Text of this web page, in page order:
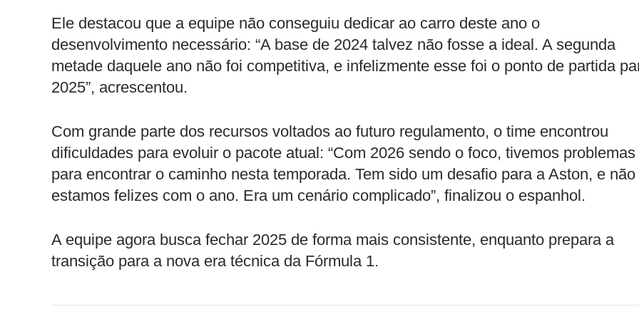
Ele destacou que a equipe não conseguiu dedicar ao carro deste ano o
desenvolvimento necessário: “A base de 2024 talvez não fosse a ideal. A segunda
metade daquele ano não foi competitiva, e infelizmente esse foi o ponto de partida
2025”, acrescentou.
Com grande parte dos recursos voltados ao futuro regulamento, o time encontrou
dificuldades para evoluir o pacote atual: “Com 2026 sendo o foco, tivemos problemas
para encontrar o caminho nesta temporada. Tem sido um desafio para a Aston, e não
estamos felizes com o ano. Era um cenário complicado”, finalizou o espanhol.
A equipe agora busca fechar 2025 de forma mais consistente, enquanto prepara a
transição para a nova era técnica da Fórmula 1.